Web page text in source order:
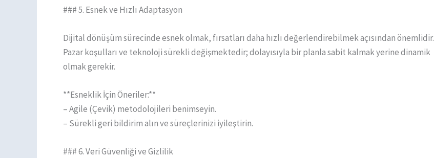
### 5. Esnek ve Hızlı Adaptasyon
Dijital dönüşüm sürecinde esnek olmak, fırsatları daha hızlı değerlendirebilmek açısından önemlidir.
Pazar koşulları ve teknoloji sürekli değişmektedir; dolayısıyla bir planla sabit kalmak yerine dinamik
olmak gerekir.
**Esneklik İçin Öneriler:**
– Agile (Çevik) metodolojileri benimseyin.
– Sürekli geri bildirim alın ve süreçlerinizi iyileştirin.
### 6. Veri Güvenliği ve Gizlilik